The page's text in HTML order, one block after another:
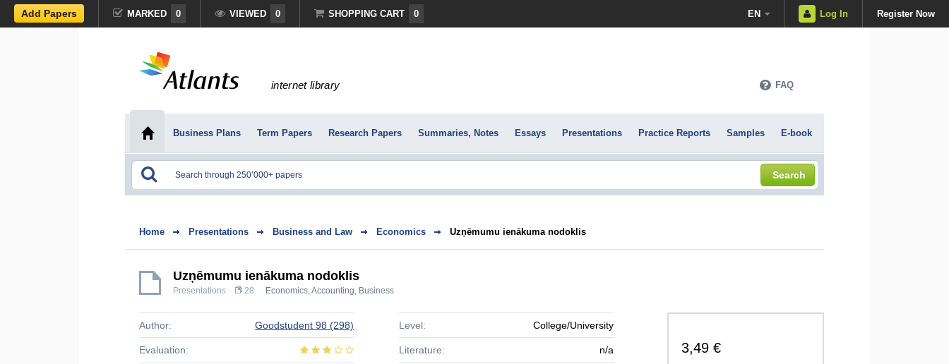
Add Papers MARKED 0 VIEWED 0 SHOPPING CART 0 EN Log In Register Now
internet library FAQ
Business Plans Term Papers Research Papers Summaries, Notes Essays Presentations Practice Reports Samples E-book
Search
Home Presentations Business and Law Economics Uzņēmumu ienākuma nodoklis
Uzņēmumu ienākuma nodoklis
Presentations 28 Economics,Accounting, Business
3,49 €
Author: Goodstudent 98 (298)
Evaluation:
Level: College/University
Literature: n/a